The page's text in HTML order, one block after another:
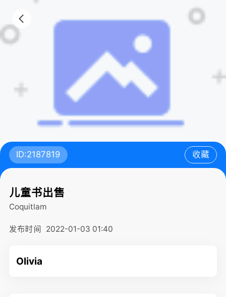
ID:2187819 收藏
儿童书出售
Coquitlam
发布时间 2022-01-03 01:40
Olivia